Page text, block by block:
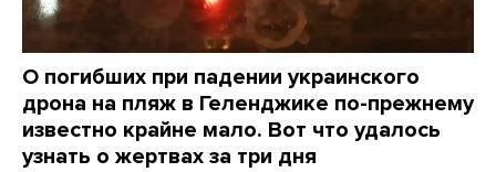
О погибших при падении украинского
дрона на пляж в Геленджике по-прежнему
известно крайне мало. Вот что удалось
узнать о жертвах за три дня